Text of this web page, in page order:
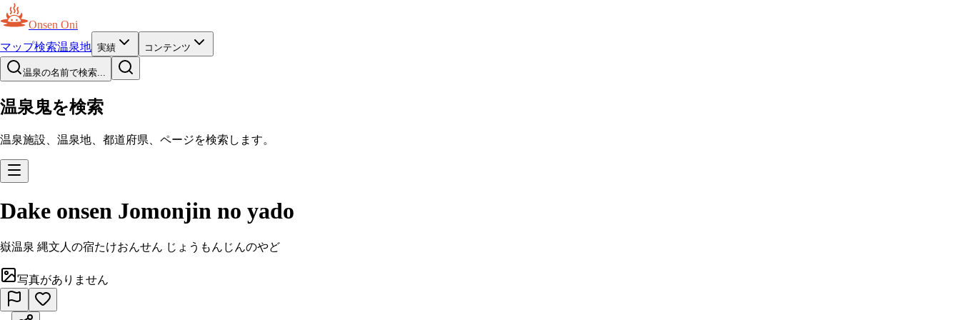
Onsen Oni
マップ検索温泉地 実績 コンテンツ
温泉の名前で検索...
温泉鬼を検索
温泉施設、温泉地、都道府県、ページを検索します。
Dake onsen Jomonjin no yado
嶽温泉 縄文人の宿たけおんせん じょうもんじんのやど
写真がありません